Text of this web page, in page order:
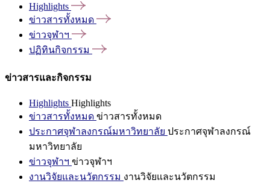
Highlights
ข่าวสารทั้งหมด
ข่าวจุฬาฯ
ปฏิทินกิจกรรม
ข่าวสารและกิจกรรม
Highlights Highlights
ข่าวสารทั้งหมด ข่าวสารทั้งหมด
ประกาศจุฬาลงกรณ์มหาวิทยาลัย ประกาศจุฬาลงกรณ์
มหาวิทยาลัย
ข่าวจุฬาฯ ข่าวจุฬาฯ
งานวิจัยและนวัตกรรม งานวิจัยและนวัตกรรม